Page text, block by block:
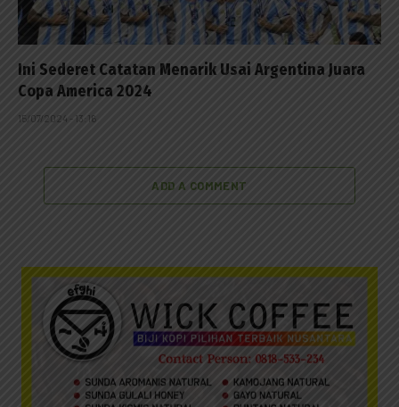
Ini Sederet Catatan Menarik Usai Argentina Juara
Copa America 2024
15/07/2024 - 13:16
ADD A COMMENT